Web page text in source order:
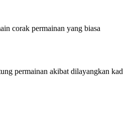
corak permainan yang biasa
permainan akibat dilayangkan kad